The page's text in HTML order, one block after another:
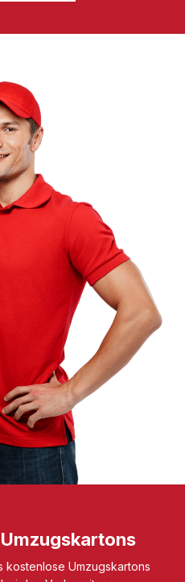
kostenlose Umzugskartons